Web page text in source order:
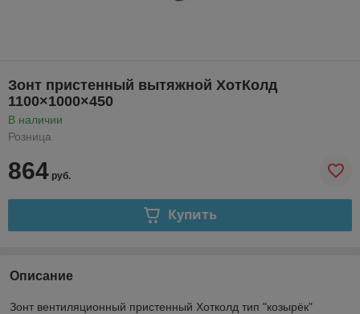
Зонт пристенный вытяжной ХотКолд
1100×1000×450
В наличии
Розница
864 руб.
Купить
Описание
Зонт вентиляционный пристенный Хотколд тип "козырёк"